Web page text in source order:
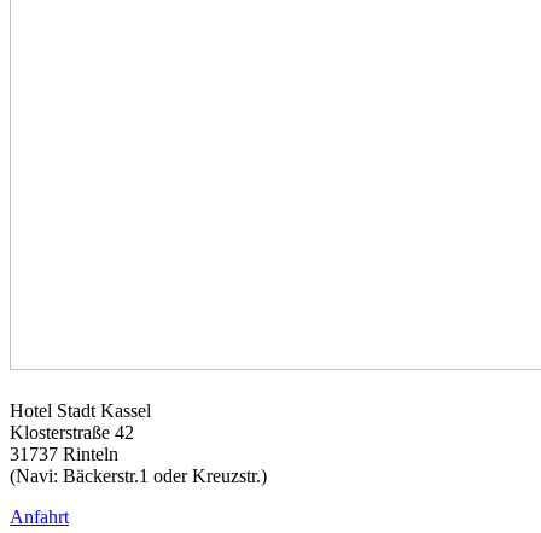
Hotel Stadt Kassel
Klosterstraße 42
31737 Rinteln
(Navi: Bäckerstr.1 oder Kreuzstr.)
Anfahrt